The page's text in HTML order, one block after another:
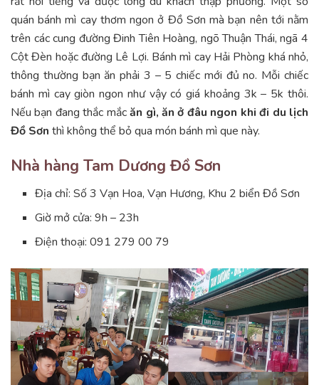
quán bánh mì cay thơm ngon ở Đồ Sơn mà bạn nên tới nằm
trên các cung đường Đinh Tiên Hoàng, ngõ Thuận Thái, ngã 4
Cột Đèn hoặc đường Lê Lợi. Bánh mì cay Hải Phòng khá nhỏ,
thông thường bạn ăn phải 3 – 5 chiếc mới đủ no. Mỗi chiếc
bánh mì cay giòn ngon như vậy có giá khoảng 3k – 5k thôi.
Nếu bạn đang thắc mắcăn gì, ăn ở đâu ngon khi đi du lịch
Đồ Sơn thì không thể bỏ qua món bánh mì que này.
Nhà hàng Tam Dương Đồ Sơn
Địa chỉ: Số 3 Vạn Hoa, Vạn Hương, Khu 2 biển Đồ Sơn
Giờ mở cửa: 9h – 23h
Điện thoại: 091 279 00 79